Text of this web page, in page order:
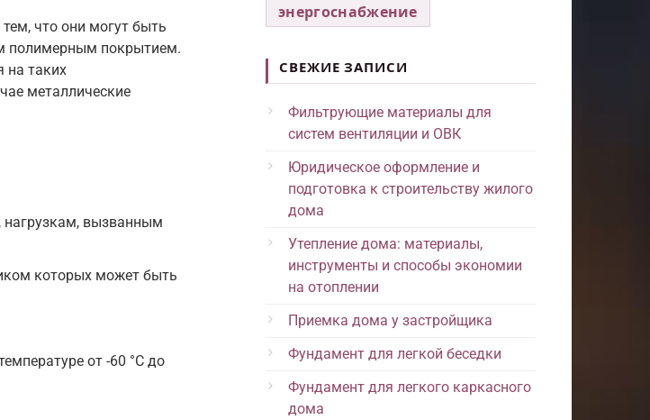
что они могут быть
полимерным покрытием.
на таких
металлические
нагрузкам, вызванным
которых может быть
от -60 °C до
энергоснабжение
СВЕЖИЕ ЗАПИСИ
Фильтрующие материалы для
систем вентиляции и ОВК
Юридическое оформление и
подготовка к строительству жилого
дома
Утепление дома: материалы,
инструменты и способы экономии
на отоплении
Приемка дома у застройщика
Фундамент для легкой беседки
Фундамент для легкого каркасного
дома